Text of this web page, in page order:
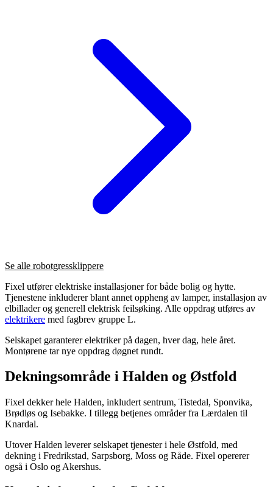
Se alle robotgressklippere
Fixel utfører elektriske installasjoner for både bolig og hytte.
Tjenestene inkluderer blant annet oppheng av lamper, installasjon av
elbillader og generell elektrisk feilsøking. Alle oppdrag utføres av
elektrikere med fagbrev gruppe L.
Selskapet garanterer elektriker på dagen, hver dag, hele året.
Montørene tar nye oppdrag døgnet rundt.
Dekningsområde i Halden og Østfold
Fixel dekker hele Halden, inkludert sentrum, Tistedal, Sponvika,
Brødløs og Isebakke. I tillegg betjenes områder fra Lærdalen til
Knardal.
Utover Halden leverer selskapet tjenester i hele Østfold, med
dekning i Fredrikstad, Sarpsborg, Moss og Råde. Fixel opererer
også i Oslo og Akershus.